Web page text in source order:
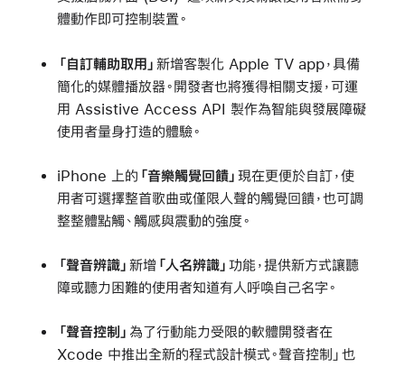
體動作即可控制裝置。
「自訂輔助取用」 新增客製化 Apple TV app，具備
簡化的媒體播放器。開發者也將獲得相關支援，可運
用 Assistive Access API 製作為智能與發展障礙
使用者量身打造的體驗。
iPhone 上的 「音樂觸覺回饋」 現在更便於自訂，使
用者可選擇整首歌曲或僅限人聲的觸覺回饋，也可調
整整體點觸、觸感與震動的強度。
「聲音辨識」 新增 「人名辨識」 功能，提供新方式讓聽
障或聽力困難的使用者知道有人呼喚自己名字。
「聲音控制」 為了行動能力受限的軟體開發者在
Xcode 中推出全新的程式設計模式。聲音控制」也